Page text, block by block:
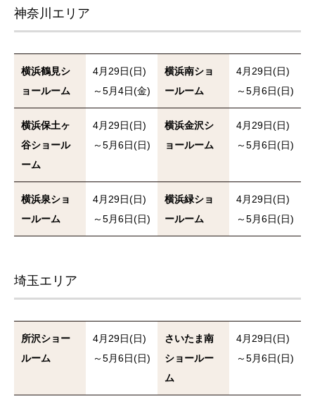
神奈川エリア
横浜鶴見シ
ョールーム
4月29日(日)
～5月4日(金)
横浜南ショ
ールーム
4月29日(日)
～5月6日(日)
横浜保土ヶ
谷ショール
ーム
4月29日(日)
～5月6日(日)
横浜金沢シ
ョールーム
4月29日(日)
～5月6日(日)
横浜泉ショ
ールーム
4月29日(日)
～5月6日(日)
横浜緑ショ
ールーム
4月29日(日)
～5月6日(日)
埼玉エリア
所沢ショー
ルーム
4月29日(日)
～5月6日(日)
さいたま南
ショールー
ム
4月29日(日)
～5月6日(日)